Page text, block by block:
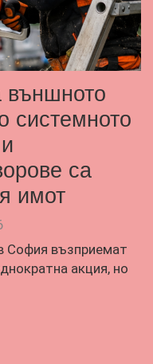
системното
са
имот
София възприемат
акция, но